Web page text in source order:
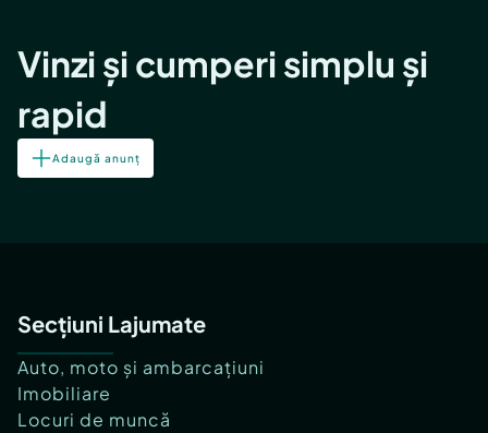
Vinzi și cumperi simplu și
rapid
Adaugă anunț
Secțiuni Lajumate
Auto, moto și ambarcațiuni
Imobiliare
Locuri de muncă